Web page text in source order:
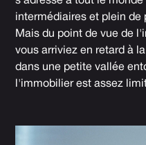
intermédiaires et plein de
Mais du point de vue de
vous arriviez en retard à
dans une petite vallée
l'immobilier est assez